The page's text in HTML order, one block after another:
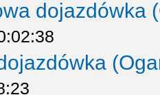
dojazdówka